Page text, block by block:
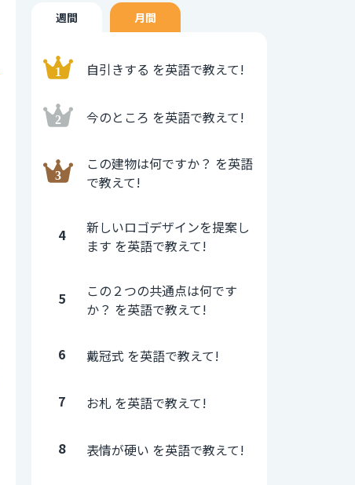
週間 月間
自引きする を英語で教えて!
今のところ を英語で教えて!
この建物は何ですか？ を英語
で教えて!
4
新しいロゴデザインを提案し
ます を英語で教えて!
5
この２つの共通点は何です
か？ を英語で教えて!
6 戴冠式 を英語で教えて!
7 お札 を英語で教えて!
8 表情が硬い を英語で教えて!